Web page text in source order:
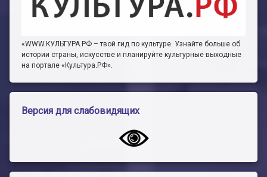
«WWW.КУЛЬТУРА.РФ – твой гид по культуре. Узнайте больше об
истории страны, искусстве и планируйте культурные выходные
на портале «Культура.РФ».
Версия для слабовидящих